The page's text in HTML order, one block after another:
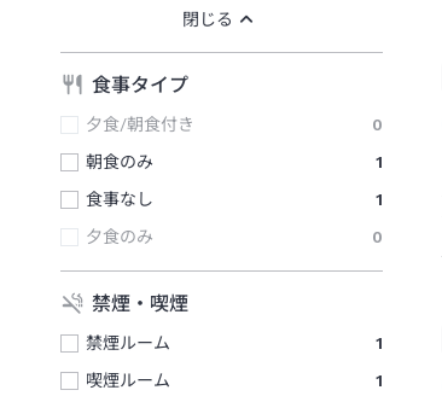
食事タイプ
夕食/朝食付き
0
朝食のみ
1
食事なし
1
夕食のみ
0
禁煙・喫煙
禁煙ルーム
1
喫煙ルーム
1